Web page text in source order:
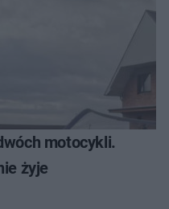
motocykli.
żyje